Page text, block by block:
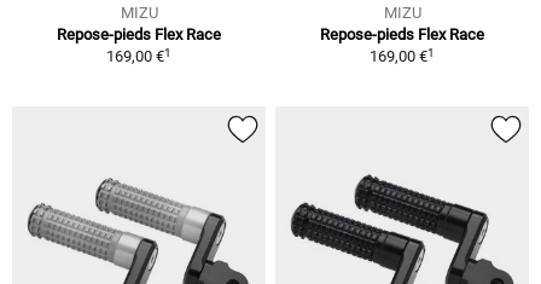
MIZU
Repose-pieds Flex Race
169,00 €1
MIZU
Repose-pieds Flex Race
169,00 €1